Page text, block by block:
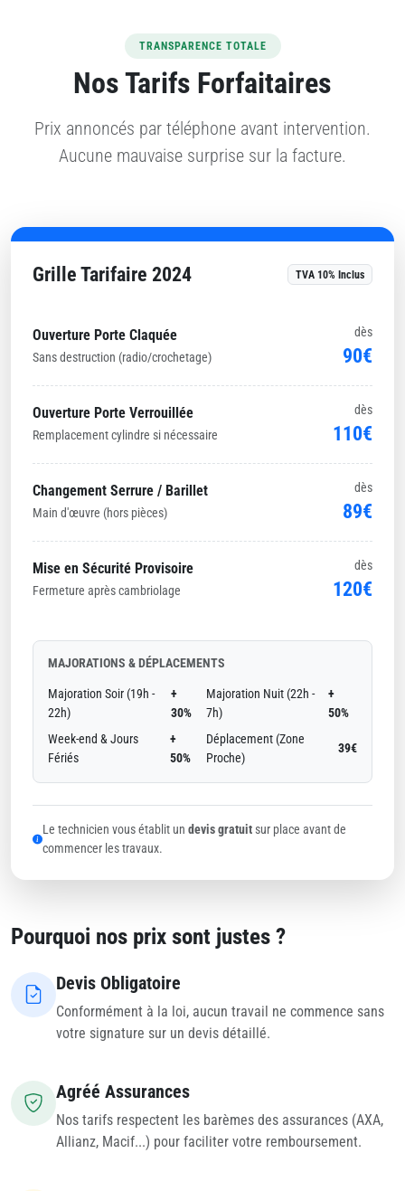
TRANSPARENCE TOTALE
Nos Tarifs Forfaitaires
Prix annoncés par téléphone avant intervention.
Aucune mauvaise surprise sur la facture.
Grille Tarifaire 2024 TVA 10% Inclus
Ouverture Porte Claquée
Sans destruction (radio/crochetage)
dès
90€
Ouverture Porte Verrouillée
Remplacement cylindre si nécessaire
dès
110€
Changement Serrure / Barillet
Main d'œuvre (hors pièces)
dès
89€
Mise en Sécurité Provisoire
Fermeture après cambriolage
dès
120€
MAJORATIONS & DÉPLACEMENTS
Majoration Soir (19h -
22h)
+
30%
Majoration Nuit (22h -
7h)
+
50%
Week-end & Jours
Fériés
+
50%
Déplacement (Zone
Proche)
39€
Le technicien vous établit un devis gratuitsur place avant de
commencer les travaux.
Pourquoi nos prix sont justes ?
Devis Obligatoire
Conformément à la loi, aucun travail ne commence sans
votre signature sur un devis détaillé.
Agréé Assurances
Nos tarifs respectent les barèmes des assurances (AXA,
Allianz, Macif...) pour faciliter votre remboursement.